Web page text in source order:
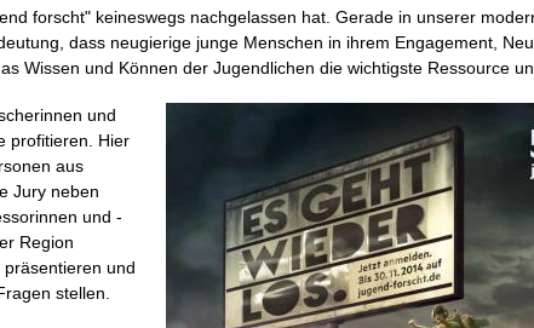
forscht" keineswegs nachgelassen hat. Gerade in unserer
dass neugierige junge Menschen in ihrem Engagement,
Wissen und Können der Jugendlichen die wichtigste Ressource
und
profitieren. Hier
aus
Jury neben
und -
Region
und
stellen.